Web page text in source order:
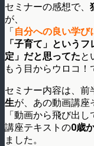
セミナーの感想で、
が、
「自分への良い学び
「子育て」という
定」だと思ってたと
もう目からウロコ！
セミナー内容は、前
生が、あの動画講座
「動画から飛び出
講座テキストの0歳
ました。